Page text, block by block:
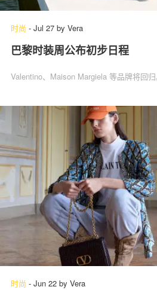
时尚 - Jul 27 by Vera
巴黎时装周公布初步日程
Valentino、Maison Margiela 等品牌将回归
时尚 - Jun 22 by Vera